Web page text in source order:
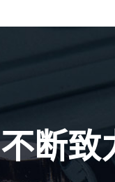
不断致